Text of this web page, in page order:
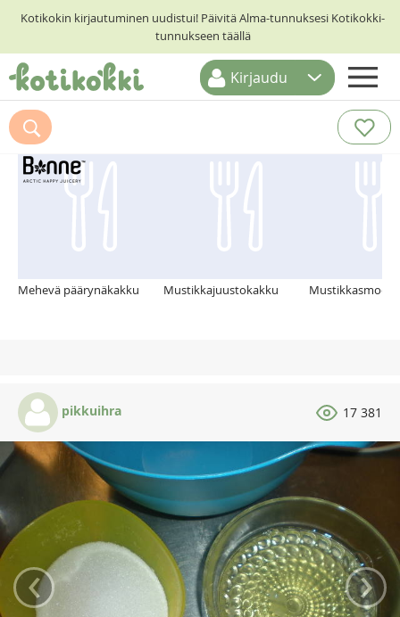
Kotikokin kirjautuminen uudistui! Päivitä Alma-tunnuksesi Kotikokki-
tunnukseen täällä
ETUSIVU
RESEPTIHAKU
RUOKATEEMAT
Kirjaudu
Suosittelemme myös
Mehevä päärynäkakku Mustikkajuustokakku
pikkuihra 17 381
‹ ›